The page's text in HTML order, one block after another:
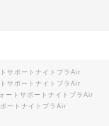
サポートナイトブラAir
サポートナイトブラAir
ートサポートナイトブラAir
ートナイトブラAir